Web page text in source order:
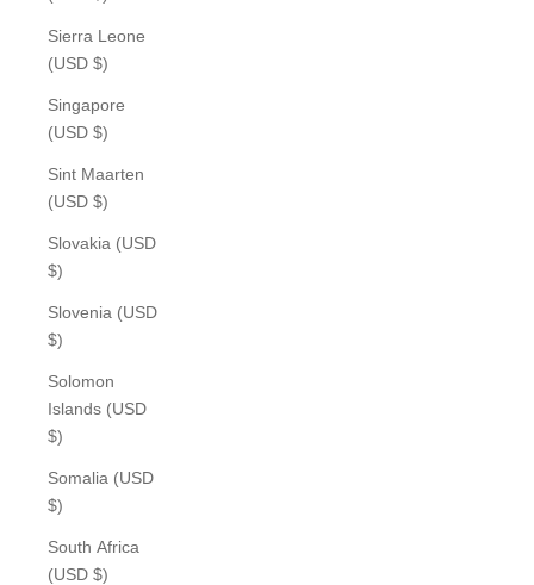
Sierra Leone
(USD $)
Singapore
(USD $)
Sint Maarten
(USD $)
Slovakia (USD
$)
Slovenia (USD
$)
Solomon
Islands (USD
$)
Somalia (USD
$)
South Africa
(USD $)